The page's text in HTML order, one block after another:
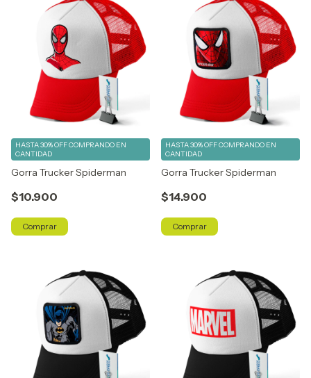
Gorra Trucker Spiderman
$10.900
HASTA 30% OFFCOMPRANDO EN
CANTIDAD
Comprar
Gorra Trucker Spiderman
$14.900
HASTA 30% OFFCOMPRANDO EN
CANTIDAD
Comprar